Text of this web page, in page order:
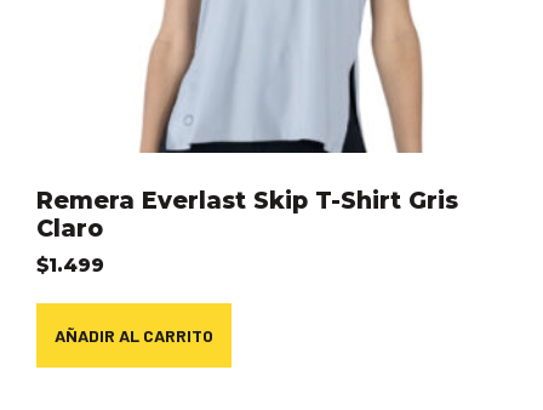
Remera Everlast Skip T-Shirt Gris
Claro
$1.499
AÑADIR AL CARRITO